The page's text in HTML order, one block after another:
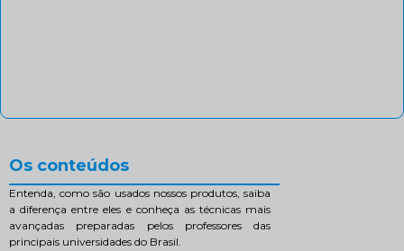
Os conteúdos
Entenda, como são usados nossos produtos, saiba
a diferença entre eles e conheça as técnicas mais
avançadas preparadas pelos professores das
principais universidades do Brasil.